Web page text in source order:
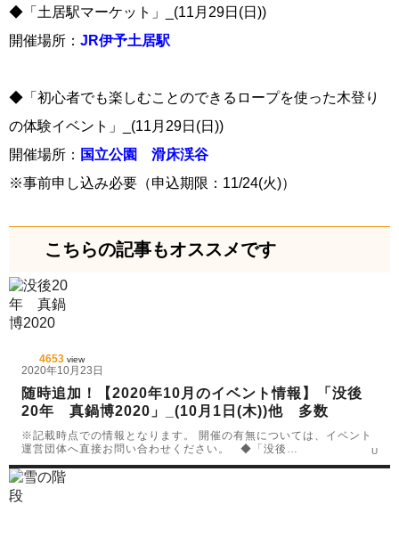
◆「土居駅マーケット」_(11月29日(日))
開催場所： JR伊予土居駅
◆「初心者でも楽しむことのできるロープを使った木登り
の体験イベント」_(11月29日(日))
開催場所： 国立公園 滑床渓谷
※事前申し込み必要（申込期限：11/24(火)）
こちらの記事もオススメです
4653 view
2020年10月23日
随時追加！【2020年10月のイベント情報】「没後
20年 真鍋博2020」_(10月1日(木))他 多数
※記載時点での情報となります。 開催の有無については、イベント
運営団体へ直接お問い合わせください。 ◆「没後…
U